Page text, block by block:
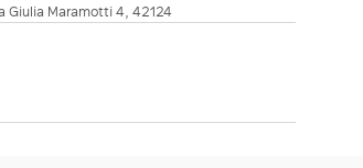
Giulia Maramotti 4, 42124